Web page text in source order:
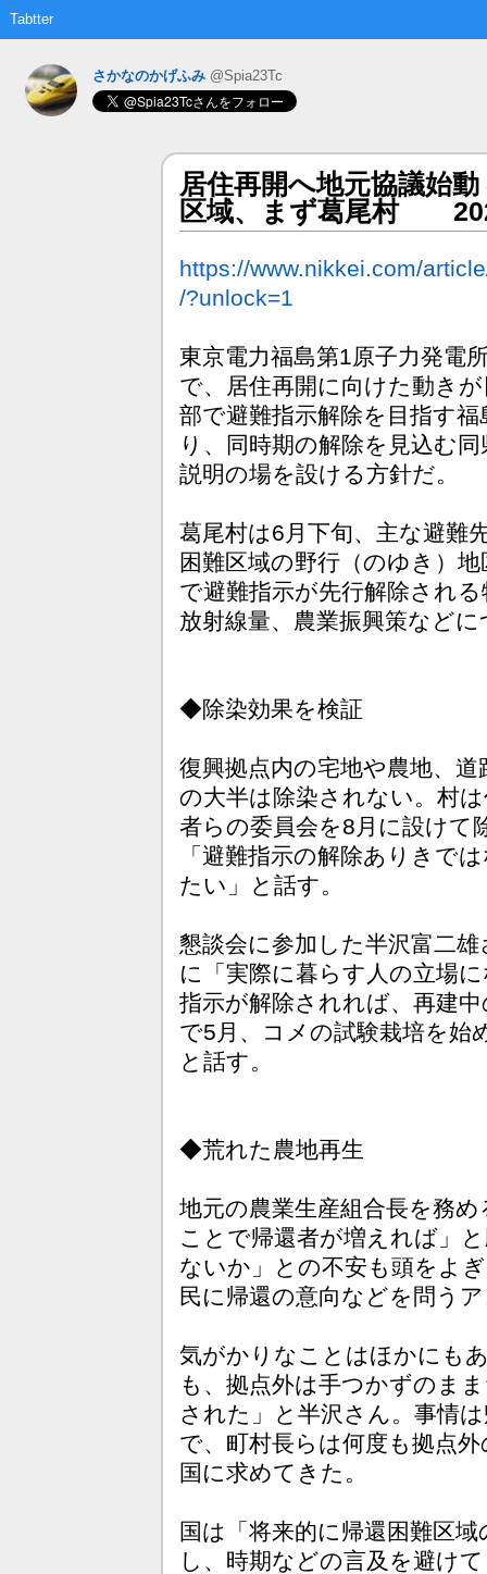
Tabtter
さかなのかげふみ @Spia23Tc
居住再開へ地元協議始
区域、まず葛尾村
https://www.nikkei.com/
/?unlock=1
東京電力福島第1原子力発電
で、居住再開に向けた動き
部で避難指示解除を目指す
り、同時期の解除を見込む
説明の場を設ける方針だ。
葛尾村は6月下旬、主な避難
困難区域の野行（のゆき）
で避難指示が先行解除され
放射線量、農業振興策など
◆除染効果を検証
復興拠点内の宅地や農地、
の大半は除染されない。村
者らの委員会を8月に設けて
「避難指示の解除ありきで
たい」と話す。
懇談会に参加した半沢富二
に「実際に暮らす人の立場
指示が解除されれば、再建
で5月、コメの試験栽培を始
と話す。
◆荒れた農地再生
地元の農業生産組合長を務
ことで帰還者が増えれば」
ないか」との不安も頭をよ
民に帰還の意向などを問う
気がかりなことはほかにも
も、拠点外は手つかずのま
された」と半沢さん。事情
で、町村長らは何度も拠点
国に求めてきた。
国は「将来的に帰還困難区
し、時期などの言及を避け